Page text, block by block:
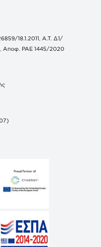
18.1.2011, Α.Τ. Δ1/
Αποφ. ΡΑΕ 1445/2020